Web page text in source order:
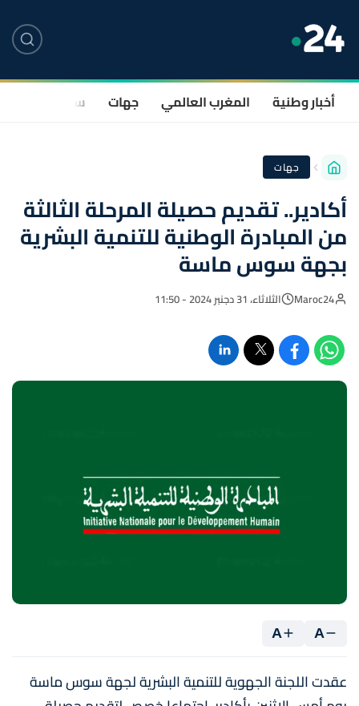
أخبار وطنية المغرب العالمي جهات سياسة
جهات
أكادير.. تقديم حصيلة المرحلة الثالثة
من المبادرة الوطنية للتنمية البشرية
بجهة سوس ماسة
Maroc24 الثلاثاء، 31 دجنبر 2024 - 11:50
A
A
عقدت اللجنة الجهوية للتنمية البشرية لجهة سوس ماسة